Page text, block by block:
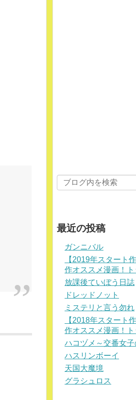
最近の投稿
ガンニバル
【2019年スタート
作オススメ漫画！ト
放課後ていぼう日誌
ドレッドノット
ミステリと言う勿れ
【2018年スタート
作オススメ漫画！ト
ハコヅメ～交番女子
ハスリンボーイ
天国大魔境
グラシュロス